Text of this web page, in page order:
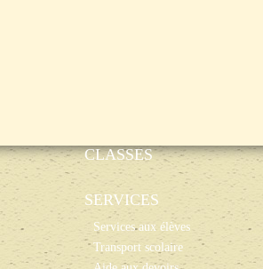
CLASSES
SERVICES
Services aux élèves
Transport scolaire